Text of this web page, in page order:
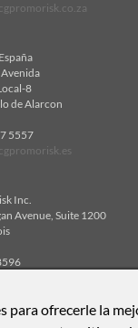
para ofrecerle la
8
de Alarcon
5557
Inc.
Avenue, Suite 1200